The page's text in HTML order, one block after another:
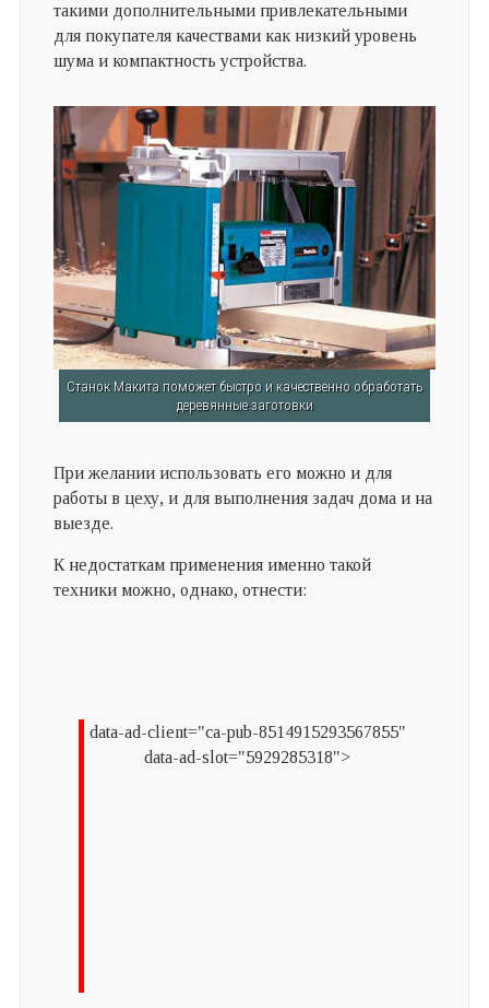
такими дополнительными привлекательными
для покупателя качествами как низкий уровень
шума и компактность устройства.
Станок Макита поможет быстро и качественно обработать
деревянные заготовки
При желании использовать его можно и для
работы в цеху, и для выполнения задач дома и на
выезде.
К недостаткам применения именно такой
техники можно, однако, отнести:
data-ad-client="ca-pub-8514915293567855"
data-ad-slot="5929285318">